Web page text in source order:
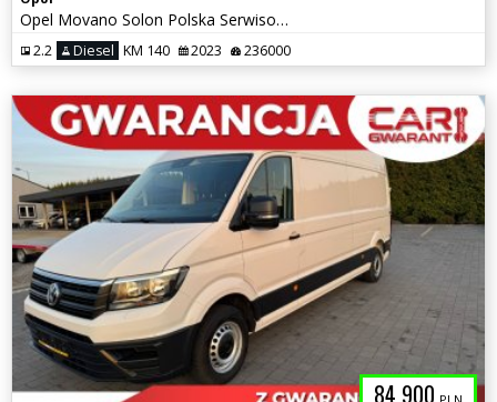
Opel Movano Solon Polska Serwisowane jak Nowe Izoterma
2.2 Diesel KM 140 2023 236000
84 900